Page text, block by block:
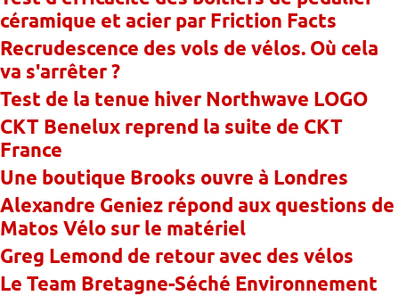
céramique et acier par Friction Facts
Recrudescence des vols de vélos. Où cela
va s'arrêter ?
Test de la tenue hiver Northwave LOGO
CKT Benelux reprend la suite de CKT
France
Une boutique Brooks ouvre à Londres
Alexandre Geniez répond aux questions de
Matos Vélo sur le matériel
Greg Lemond de retour avec des vélos
Le Team Bretagne-Séché Environnement